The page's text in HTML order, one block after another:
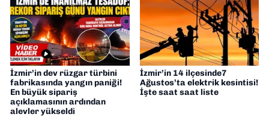
İzmir’in dev rüzgar türbini
fabrikasında yangın paniği!
En büyük sipariş
açıklamasının ardından
alevler yükseldi
İzmir’in 14 ilçesinde7
Ağustos’ta elektrik kesintisi!
İşte saat saat liste